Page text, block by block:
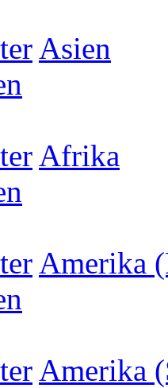
Asien
Afrika
Amerika
Amerika